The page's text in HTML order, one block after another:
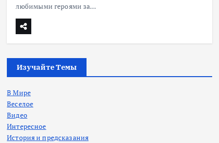
любимыми героями за…
Изучайте Темы
В Мире
Веселое
Видео
Интересное
История и предсказания